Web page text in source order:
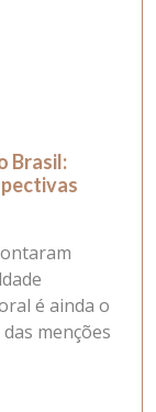
Brasil:
é ainda o
menções